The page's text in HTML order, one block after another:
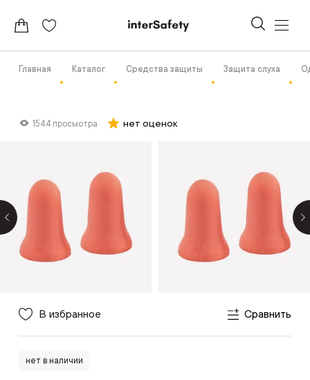
Главная Каталог Средства защиты Защита слуха
1544 просмотра нет оценок
В избранное Сравнить
нет в наличии